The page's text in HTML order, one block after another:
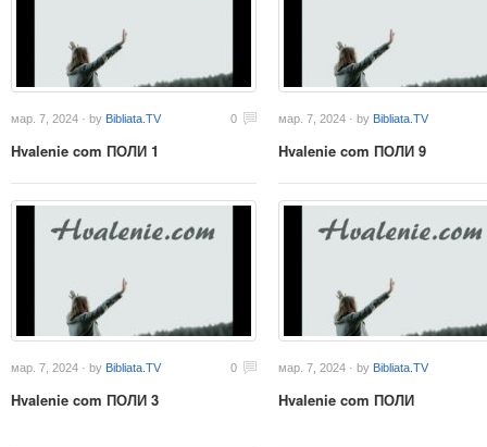
мар. 7, 2024 · by Bibliata.TV 0
Hvalenie com ПОЛИ 1
мар. 7, 2024 · by Bibliata.TV
Hvalenie com ПОЛИ 9
мар. 7, 2024 · by Bibliata.TV 0
Hvalenie com ПОЛИ 3
мар. 7, 2024 · by Bibliata.TV
Hvalenie com ПОЛИ